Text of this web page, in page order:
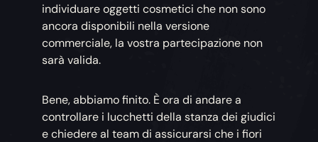
individuare oggetti cosmetici che non sono
ancora disponibili nella versione
commerciale, la vostra partecipazione non
sarà valida.
Bene, abbiamo finito. È ora di andare a
controllare i lucchetti della stanza dei giudici
e chiedere al team di assicurarsi che i fiori